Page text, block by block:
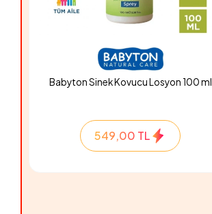
Babyton Sinek Kovucu Losyon 100 ml
549,00 TL